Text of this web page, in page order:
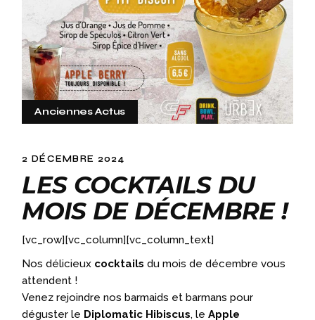
Anciennes Actus
2 DÉCEMBRE 2024
LES COCKTAILS DU
MOIS DE DÉCEMBRE !
[vc_row][vc_column][vc_column_text]
Nos délicieux cocktails du mois de décembre vous
attendent !
Venez rejoindre nos barmaids et barmans pour
déguster le Diplomatic Hibiscus, leApple